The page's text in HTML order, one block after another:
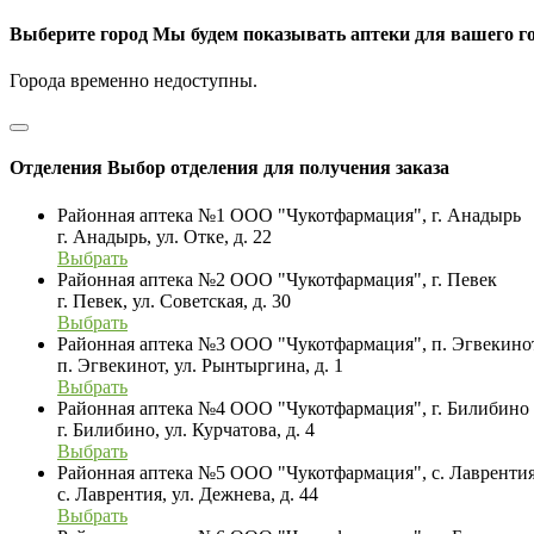
Выберите город Мы будем показывать аптеки для вашего
Города временно недоступны.
Отделения Выбор отделения для получения заказа
Районная аптека №1 ООО "Чукотфармация", г. Анадырь
г. Анадырь, ул. Отке, д. 22
Выбрать
Районная аптека №2 ООО "Чукотфармация", г. Певек
г. Певек, ул. Советская, д. 30
Выбрать
Районная аптека №3 ООО "Чукотфармация", п.
п. Эгвекинот, ул. Рынтыргина, д. 1
Выбрать
Районная аптека №4 ООО "Чукотфармация", г. Билибино
г. Билибино, ул. Курчатова, д. 4
Выбрать
Районная аптека №5 ООО "Чукотфармация", с.
с. Лаврентия, ул. Дежнева, д. 44
Выбрать